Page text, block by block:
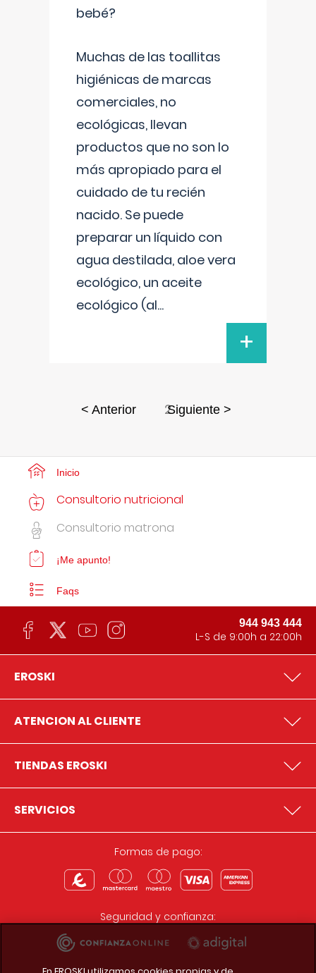
bebé?
Muchas de las toallitas
higiénicas de marcas
comerciales, no
ecológicas, llevan
productos que no son lo
más apropiado para el
cuidado de tu recién
nacido. Se puede
preparar un líquido con
agua destilada, aloe vera
ecológico, un aceite
ecológico (al...
+
< Anterior 2Siguiente >
Inicio
Consultorio nutricional
Consultorio matrona
¡Me apunto!
Faqs
944 943 444
L-S de 9:00h a 22:00h
EROSKI
ATENCION AL CLIENTE
TIENDAS EROSKI
SERVICIOS
Formas de pago:
Seguridad y confianza: